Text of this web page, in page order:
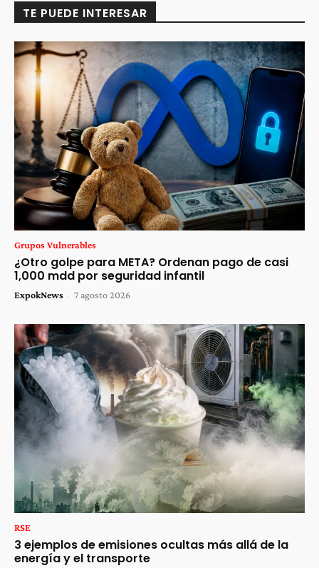
TE PUEDE INTERESAR
Grupos Vulnerables
¿Otro golpe para META? Ordenan pago de casi
1,000 mdd por seguridad infantil
ExpokNews - 7 agosto 2026
RSE
3 ejemplos de emisiones ocultas más allá de la
energía y el transporte